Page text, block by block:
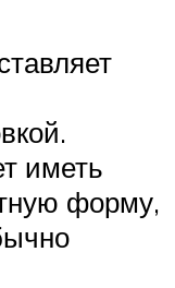
иметь
форму,